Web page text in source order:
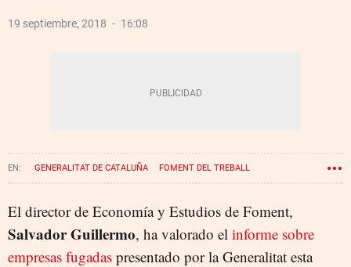
19 septiembre, 2018 16:08
GENERALITAT DE CATALUÑA FOMENT DEL TREBALL
El director de Economía y Estudios de Foment,
Salvador Guillermo, ha valorado el informe sobre
empresas fugadas presentado por la Generalitat esta